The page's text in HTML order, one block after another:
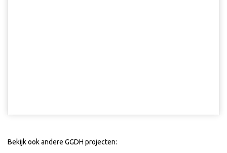
Bekijk ook andere GGDH projecten: